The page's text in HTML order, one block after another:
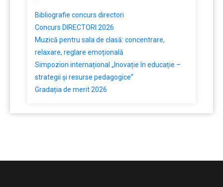
Bibliografie concurs directori
Concurs DIRECTORI 2026
Muzică pentru sala de clasă: concentrare,
relaxare, reglare emoțională
Simpozion internațional „Inovație în educație –
strategii și resurse pedagogice”
Gradația de merit 2026